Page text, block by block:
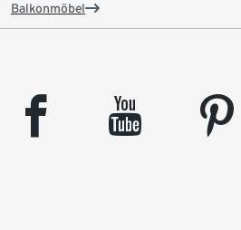
Balkonmöbel
facebook youtube pinterest